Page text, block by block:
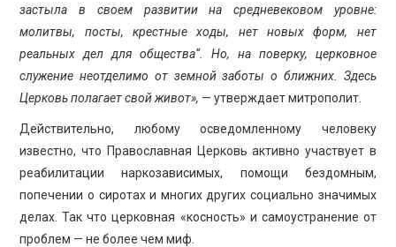
застыла в своем развитии на средневековом уровне:
молитвы, посты, крестные ходы, нет новых форм, нет
реальных дел для общества“. Но, на поверку, церковное
служение неотделимо от земной заботы о ближних. Здесь
Церковь полагает свой живот», — утверждает митрополит.
Действительно, любому осведомленному человеку
известно, что Православная Церковь активно участвует в
реабилитации наркозависимых, помощи бездомным,
попечении о сиротах и многих других социально значимых
делах. Так что церковная «косность» и самоустранение от
проблем — не более чем миф.